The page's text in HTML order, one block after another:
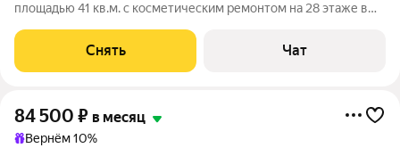
площадью 41 кв.м. с косметическим ремонтом на 28 этаже в
Снять Чат
84 500 ₽ в месяц
Вернём 10%